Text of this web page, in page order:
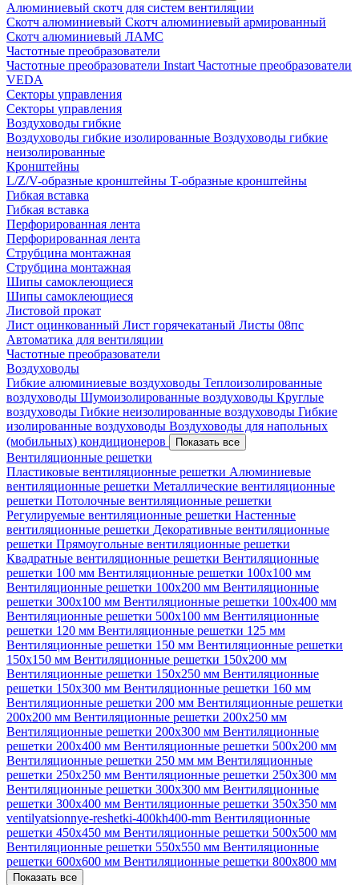
Алюминиевый скотч для систем вентиляции
Скотч алюминиевый Скотч алюминиевый армированный
Скотч алюминиевый ЛАМС
Частотные преобразователи
Частотные преобразователи Instart Частотные преобразователи
VEDA
Секторы управления
Секторы управления
Воздуховоды гибкие
Воздуховоды гибкие изолированные Воздуховоды гибкие
неизолированные
Кронштейны
L/Z/V-образные кронштейны Т-образные кронштейны
Гибкая вставка
Гибкая вставка
Перфорированная лента
Перфорированная лента
Струбцина монтажная
Струбцина монтажная
Шипы самоклеющиеся
Шипы самоклеющиеся
Листовой прокат
Лист оцинкованный Лист горячекатаный Листы 08пс
Автоматика для вентиляции
Частотные преобразователи
Воздуховоды
Гибкие алюминиевые воздуховоды Теплоизолированные
воздуховоды Шумоизолированные воздуховоды Круглые
воздуховоды Гибкие неизолированные воздуховоды Гибкие
изолированные воздуховоды Воздуховоды для напольных
(мобильных) кондиционеров
Показать все
Вентиляционные решетки
Пластиковые вентиляционные решетки Алюминиевые
вентиляционные решетки Металлические вентиляционные
решетки Потолочные вентиляционные решетки
Регулируемые вентиляционные решетки Настенные
вентиляционные решетки Декоративные вентиляционные
решетки Прямоугольные вентиляционные решетки
Квадратные вентиляционные решетки Вентиляционные
решетки 100 мм Вентиляционные решетки 100х100 мм
Вентиляционные решетки 100х200 мм Вентиляционные
решетки 300х100 мм Вентиляционные решетки 100х400 мм
Вентиляционные решетки 500х100 мм Вентиляционные
решетки 120 мм Вентиляционные решетки 125 мм
Вентиляционные решетки 150 мм Вентиляционные решетки
150х150 мм Вентиляционные решетки 150х200 мм
Вентиляционные решетки 150х250 мм Вентиляционные
решетки 150х300 мм Вентиляционные решетки 160 мм
Вентиляционные решетки 200 мм Вентиляционные решетки
200х200 мм Вентиляционные решетки 200х250 мм
Вентиляционные решетки 200х300 мм Вентиляционные
решетки 200х400 мм Вентиляционные решетки 500х200 мм
Вентиляционные решетки 250 мм мм Вентиляционные
решетки 250х250 мм Вентиляционные решетки 250х300 мм
Вентиляционные решетки 300х300 мм Вентиляционные
решетки 300х400 мм Вентиляционные решетки 350х350 мм
ventilyatsionnye-reshetki-400kh400-mm Вентиляционные
решетки 450х450 мм Вентиляционные решетки 500х500 мм
Вентиляционные решетки 550х550 мм Вентиляционные
решетки 600х600 мм Вентиляционные решетки 800х800 мм
Показать все